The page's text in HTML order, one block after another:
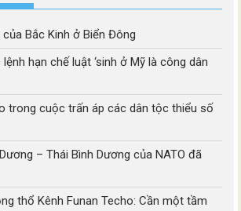
Bắc Kinh ở Biển Đông
hạn chế luật ‘sinh ở Mỹ là công dân
trong cuộc trấn áp các dân tộc thiểu số
– Thái Bình Dương của NATO đã
thổ Kênh Funan Techo: Cần một tầm